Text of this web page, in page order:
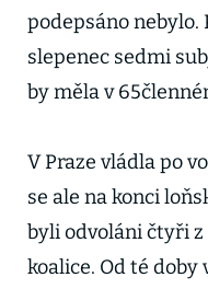
podepsáno nebylo.
slepenec sedmi
by měla v
V Praze vládla po
se ale na konci
byli odvoláni čtyři z
koalice. Od té